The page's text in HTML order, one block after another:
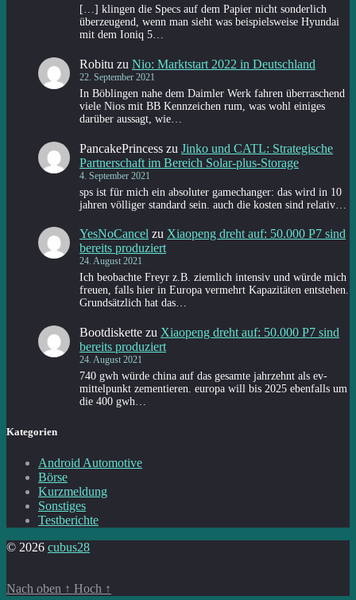
[…] klingen die Specs auf dem Papier nicht sonderlich
überzeugend, wenn man sieht was beispielsweise Hyundai
mit dem Ioniq 5…
Robitu zu Nio: Marktstart 2022 in Deutschland
22. September 2021
In Böblingen nahe dem Daimler Werk fahren überraschend
viele Nios mit BB Kennzeichen rum, was wohl einiges
darüber aussagt, wie…
PancakePrincess zu Jinko und CATL: Strategische
Partnerschaft im Bereich Solar-plus-Storage
4. September 2021
sps ist für mich ein absoluter gamechanger: das wird in 10
jahren völliger standard sein. auch die kosten sind relativ…
YesNoCancel zu Xiaopeng dreht auf: 50.000 P7 sind
bereits produziert
24. August 2021
Ich beobachte Freyr z.B. ziemlich intensiv und würde mich
freuen, falls hier in Europa vermehrt Kapazitäten entstehen.
Grundsätzlich hat das…
Bootdiskette zu Xiaopeng dreht auf: 50.000 P7 sind
bereits produziert
24. August 2021
740 gwh würde china auf das gesamte jahrzehnt als ev-
mittelpunkt zementieren. europa will bis 2025 ebenfalls um
die 400 gwh…
Kategorien
Android Automotive
Börse
Kurzmeldung
Sonstiges
Testberichte
© 2026 cubus28
Nach oben ↑ Hoch ↑